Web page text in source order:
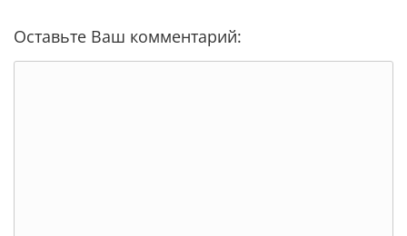
Оставьте Ваш комментарий: